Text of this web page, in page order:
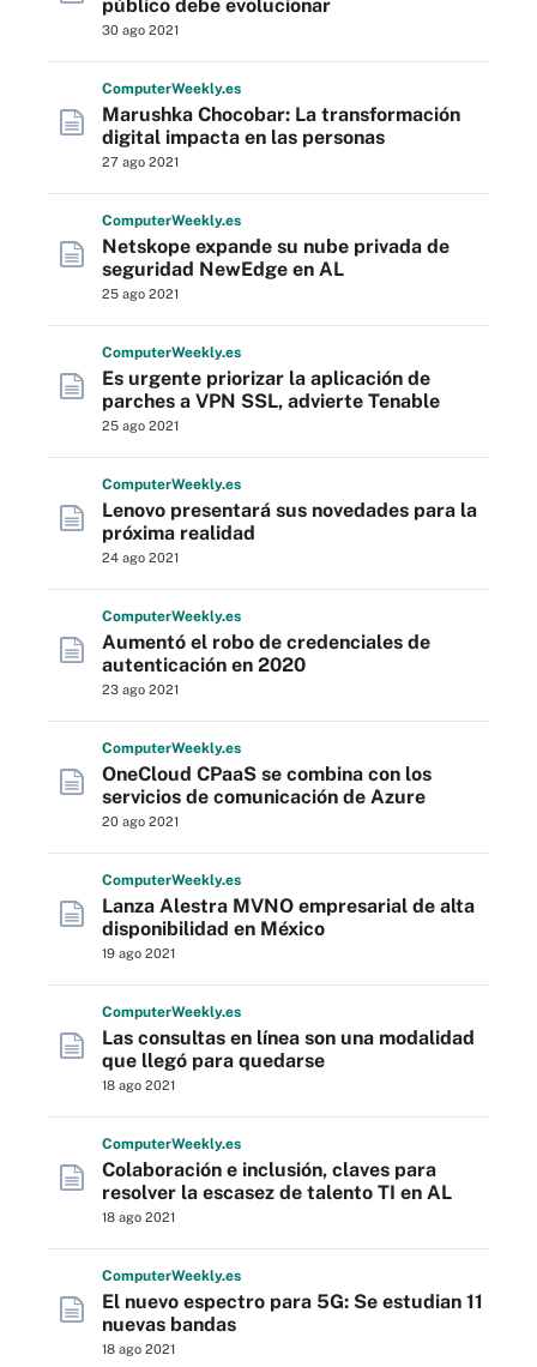
público debe evolucionar
30 ago 2021
ComputerWeekly.es
Marushka Chocobar: La transformación
digital impacta en las personas
27 ago 2021
ComputerWeekly.es
Netskope expande su nube privada de
seguridad NewEdge en AL
25 ago 2021
ComputerWeekly.es
Es urgente priorizar la aplicación de
parches a VPN SSL, advierte Tenable
25 ago 2021
ComputerWeekly.es
Lenovo presentará sus novedades para la
próxima realidad
24 ago 2021
ComputerWeekly.es
Aumentó el robo de credenciales de
autenticación en 2020
23 ago 2021
ComputerWeekly.es
OneCloud CPaaS se combina con los
servicios de comunicación de Azure
20 ago 2021
ComputerWeekly.es
Lanza Alestra MVNO empresarial de alta
disponibilidad en México
19 ago 2021
ComputerWeekly.es
Las consultas en línea son una modalidad
que llegó para quedarse
18 ago 2021
ComputerWeekly.es
Colaboración e inclusión, claves para
resolver la escasez de talento TI en AL
18 ago 2021
ComputerWeekly.es
El nuevo espectro para 5G: Se estudian 11
nuevas bandas
18 ago 2021